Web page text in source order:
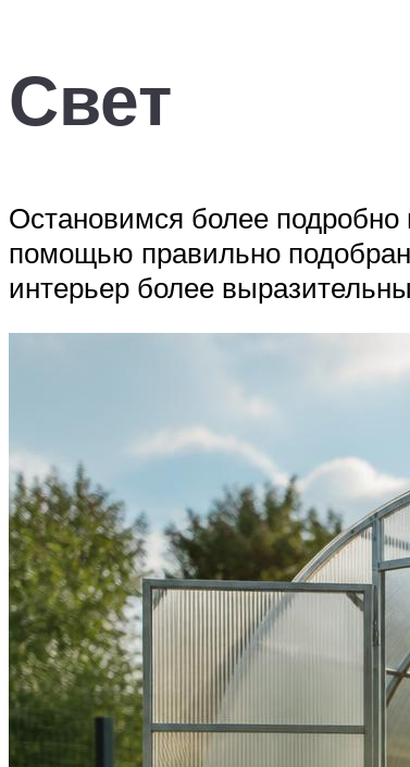
Свет
Остановимся более
помощью правильно
интерьер более